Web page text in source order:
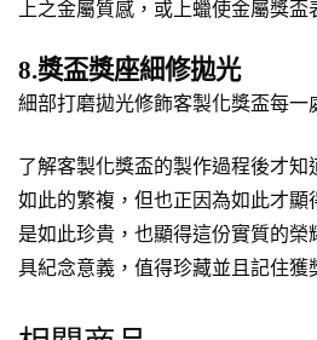
上之金屬質感，或上蠟使金屬獎盃
8.獎盃獎座細修拋光
細部打磨拋光修飾客製化獎盃每一
了解客製化獎盃的製作過程後才
如此的繁複，但也正因為如此才顯
是如此珍貴，也顯得這份實質的
具紀念意義，值得珍藏並且記住獲